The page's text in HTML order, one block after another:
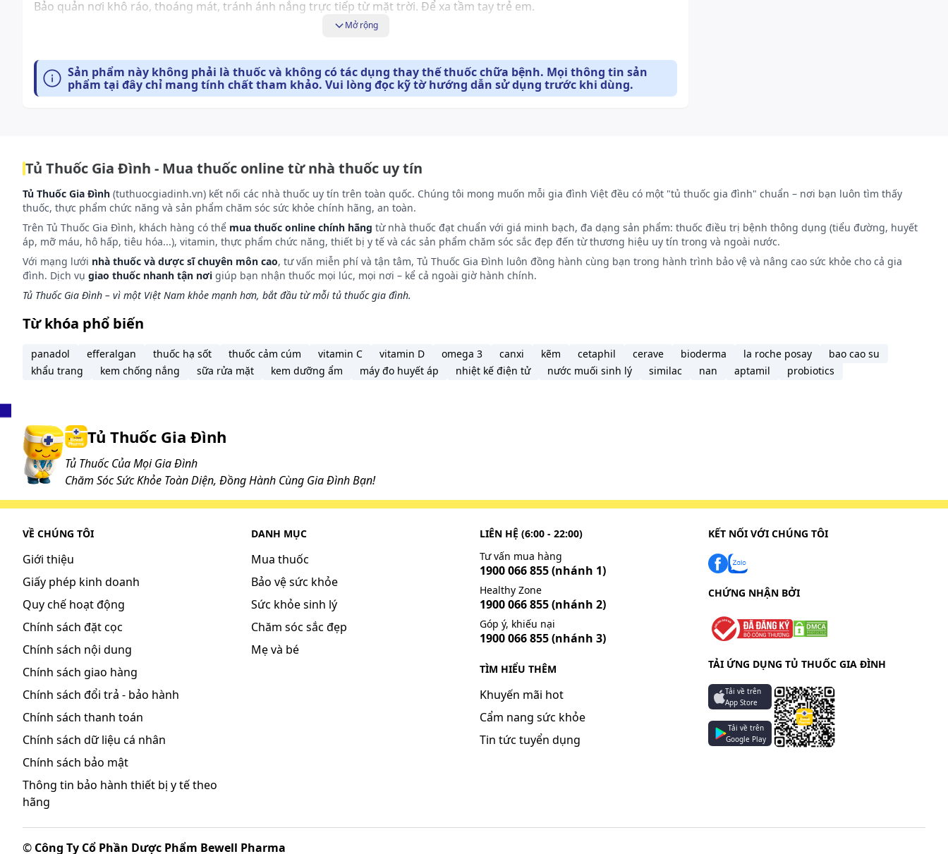
Bảo quản nơi khô ráo, thoáng mát, tránh ánh nắng trực tiếp từ mặt trời. Để xa tầm tay trẻ em.
Mở rộng
Sản phẩm này không phải là thuốc và không có tác dụng thay thế thuốc chữa bệnh. Mọi thông tin sản
phẩm tại đây chỉ mang tính chất tham khảo. Vui lòng đọc kỹ tờ hướng dẫn sử dụng trước khi dùng.
Tủ Thuốc Gia Đình - Mua thuốc online từ nhà thuốc uy tín
Tủ Thuốc Gia Đình (tuthuocgiadinh.vn) kết nối các nhà thuốc uy tín trên toàn quốc. Chúng tôi mong muốn mỗi gia đình Việt đều có một "tủ thuốc gia đình" chuẩn – nơi bạn luôn tìm thấy
thuốc, thực phẩm chức năng và sản phẩm chăm sóc sức khỏe chính hãng, an toàn.
Trên Tủ Thuốc Gia Đình, khách hàng có thể mua thuốc online chính hãng từ nhà thuốc đạt chuẩn với giá minh bạch, đa dạng sản phẩm: thuốc điều trị bệnh thông dụng (tiểu đường, huyết
áp, mỡ máu, hô hấp, tiêu hóa...), vitamin, thực phẩm chức năng, thiết bị y tế và các sản phẩm chăm sóc sắc đẹp đến từ thương hiệu uy tín trong và ngoài nước.
Với mạng lưới nhà thuốc và dược sĩ chuyên môn cao, tư vấn miễn phí và tận tâm, Tủ Thuốc Gia Đình luôn đồng hành cùng bạn trong hành trình bảo vệ và nâng cao sức khỏe cho cả gia
đình. Dịch vụ giao thuốc nhanh tận nơi giúp bạn nhận thuốc mọi lúc, mọi nơi – kể cả ngoài giờ hành chính.
Tủ Thuốc Gia Đình – vì một Việt Nam khỏe mạnh hơn, bắt đầu từ mỗi tủ thuốc gia đình.
Từ khóa phổ biến
panadol efferalgan thuốc hạ sốt thuốc cảm cúm vitamin C vitamin D omega 3 canxi kẽm cetaphil cerave bioderma la roche posay
bao cao su
khẩu trang
kem chống nắng sữa rửa mặt kem dưỡng ẩm máy đo huyết áp nhiệt kế điện tử nước muối sinh lý similac nan aptamil probiotics
Tủ Thuốc Gia Đình
Tủ Thuốc Của Mọi Gia Đình
Chăm Sóc Sức Khỏe Toàn Diện, Đồng Hành Cùng Gia Đình Bạn!
VỀ CHÚNG TÔI
Giới thiệu
Giấy phép kinh doanh
Quy chế hoạt động
Chính sách đặt cọc
Chính sách nội dung
Chính sách giao hàng
Chính sách đổi trả - bảo hành
Chính sách thanh toán
Chính sách dữ liệu cá nhân
Chính sách bảo mật
Thông tin bảo hành thiết bị y tế theo
hãng
DANH MỤC
Mua thuốc
Bảo vệ sức khỏe
Sức khỏe sinh lý
Chăm sóc sắc đẹp
Mẹ và bé
LIÊN HỆ (6:00 - 22:00)
Tư vấn mua hàng
1900 066 855(nhánh 1)
Healthy Zone
1900 066 855(nhánh 2)
Góp ý, khiếu nại
1900 066 855(nhánh 3)
TÌM HIỂU THÊM
Khuyến mãi hot
Cẩm nang sức khỏe
Tin tức tuyển dụng
KẾT NỐI VỚI CHÚNG TÔI
CHỨNG NHẬN BỞI
TẢI ỨNG DỤNG TỦ THUỐC GIA ĐÌNH
Tải về trên
App Store
Tải về trên
Google Play
© Công Ty Cổ Phần Dược Phẩm Bewell Pharma